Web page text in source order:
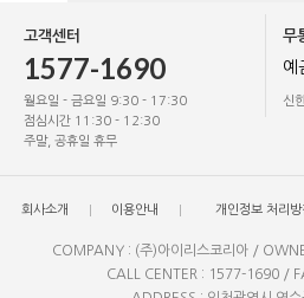
고객센터
1577-1690
월요일 - 금요일 9:30 - 17:30
점심시간 11:30 - 12:30
주말, 공휴일 휴무
무
예
신
회사소개 이용안내 개인정보 처리방
COMPANY : (주)아이리스코리아 /
CALL CENTER : 1577-1690 /